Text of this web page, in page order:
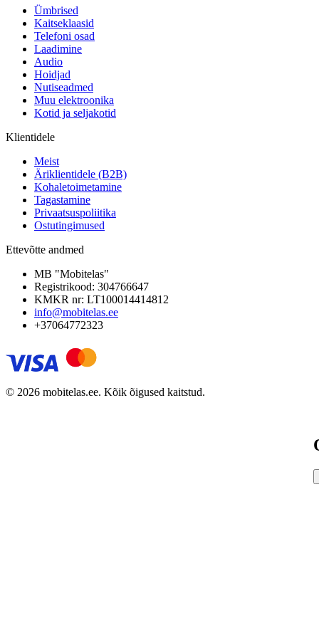
Ümbrised
Kaitseklaasid
Telefoni osad
Laadimine
Audio
Hoidjad
Nutiseadmed
Muu elektroonika
Kotid ja seljakotid
Klientidele
Meist
Äriklientidele (B2B)
Kohaletoimetamine
Tagastamine
Privaatsuspoliitika
Ostutingimused
Ettevõtte andmed
MB "Mobitelas"
Registrikood: 304766647
KMKR nr: LT100014414812
info@mobitelas.ee
+37064772323
© 2026 mobitelas.ee. Kõik õigused kaitstud.